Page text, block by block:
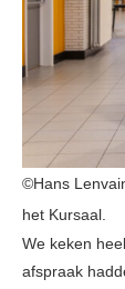
©Hans
het Kursaal.
We keken
afspraak